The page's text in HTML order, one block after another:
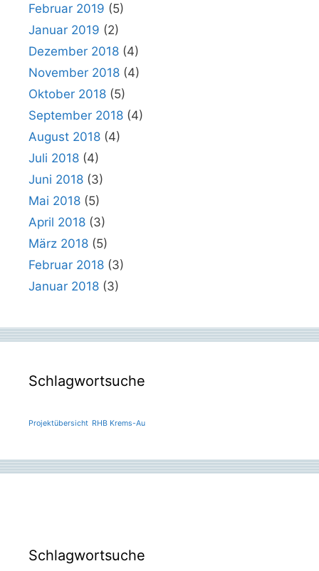
Februar 2019 (5)
Januar 2019 (2)
Dezember 2018 (4)
November 2018 (4)
Oktober 2018 (5)
September 2018 (4)
August 2018 (4)
Juli 2018 (4)
Juni 2018 (3)
Mai 2018 (5)
April 2018 (3)
März 2018 (5)
Februar 2018 (3)
Januar 2018 (3)
Schlagwortsuche
Projektübersicht RHB Krems-Au
Schlagwortsuche